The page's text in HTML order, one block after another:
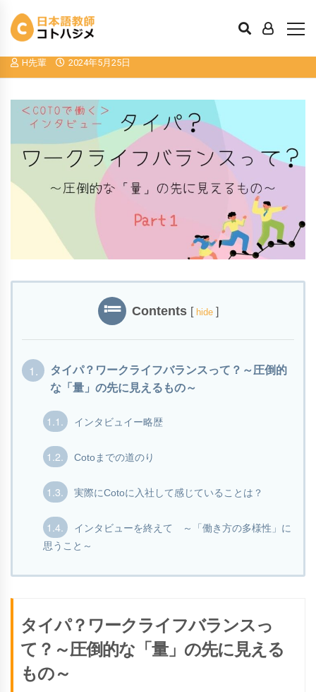
タイパ？ワークライフバランスっ
て？？ 日本語教師の働き方
H先輩 2024年5月25日
Contents [ hide ]
1.
タイパ？ワークライフバランスって？～圧倒的
な「量」の先に見えるもの～
1.1. インタビュイー略歴
1.2. Cotoまでの道のり
1.3. 実際にCotoに入社して感じていることは？
1.4.
インタビューを終えて ～「働き方の多様性」に
思うこと～
タイパ？ワークライフバランスっ
て？～圧倒的な「量」の先に見える
もの～